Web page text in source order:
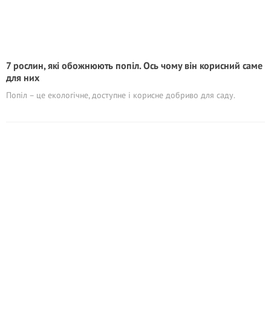
7 рослин, які обожнюють попіл. Ось чому він корисний саме
для них
Попіл – це екологічне, доступне і корисне добриво для саду.